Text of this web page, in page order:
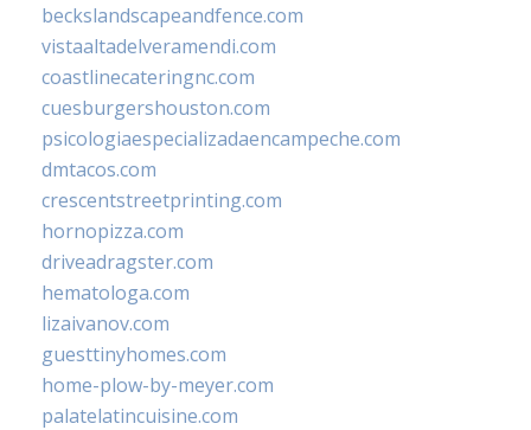
beckslandscapeandfence.com
vistaaltadelveramendi.com
coastlinecateringnc.com
cuesburgershouston.com
psicologiaespecializadaencampeche.com
dmtacos.com
crescentstreetprinting.com
hornopizza.com
driveadragster.com
hematologa.com
lizaivanov.com
guesttinyhomes.com
home-plow-by-meyer.com
palatelatincuisine.com